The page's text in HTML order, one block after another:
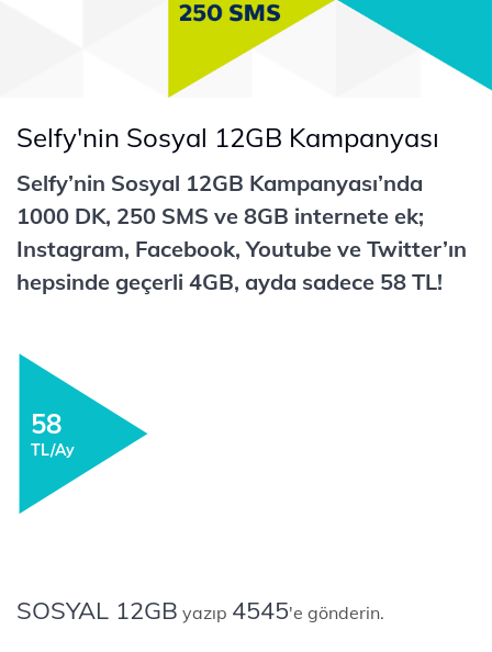
Selfy'nin Sosyal 12GB Kampanyası
Selfy’nin Sosyal 12GB Kampanyası’nda
1000 DK, 250 SMS ve 8GB internete ek;
Instagram, Facebook, Youtube ve Twitter’ın
hepsinde geçerli 4GB, ayda sadece 58 TL!
58
TL/Ay
SOSYAL 12GB yazıp 4545'e gönderin.